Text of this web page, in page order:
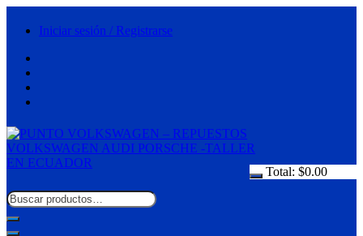
Iniciar sesión / Registrarse
Total: $0.00